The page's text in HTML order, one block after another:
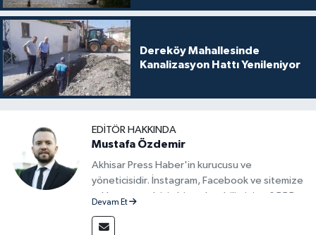
Dereköy Mahallesinde
Kanalizasyon Hattı Yenileniyor
EDITÖR HAKKINDA
Mustafa Özdemir
Akhisar Press Haber'in kurucusu ve
yöneticisidir. İnstagram, Facebook ve sitemize
reklam vermek için bize ulaşabilirsiniz - 0555
Devam Et